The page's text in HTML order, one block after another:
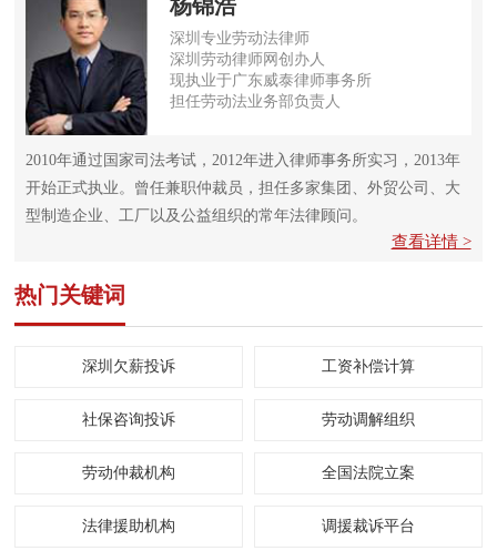
杨锦浩
深圳专业劳动法律师
深圳劳动律师网创办人
现执业于广东威泰律师事务所
担任劳动法业务部负责人
2010年通过国家司法考试，2012年进入律师事务所实习，2013年
开始正式执业。曾任兼职仲裁员，担任多家集团、外贸公司、大
型制造企业、工厂以及公益组织的常年法律顾问。
查看详情 >
热门关键词
深圳欠薪投诉 工资补偿计算
社保咨询投诉 劳动调解组织
劳动仲裁机构 全国法院立案
法律援助机构 调援裁诉平台